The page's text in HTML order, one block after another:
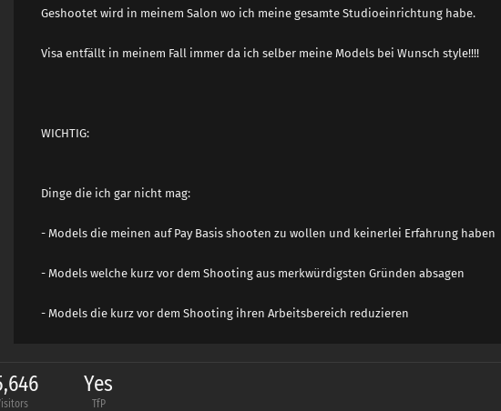
Geshootet wird in meinem Salon wo ich meine gesamte Studioeinrichtung habe.
Visa entfällt in meinem Fall immer da ich selber meine Models bei Wunsch style!!!!
WICHTIG:
Dinge die ich gar nicht mag:
- Models die meinen auf Pay Basis shooten zu wollen und keinerlei Erfahrung haben
- Models welche kurz vor dem Shooting aus merkwürdigsten Gründen absagen
- Models die kurz vor dem Shooting ihren Arbeitsbereich reduzieren
- Begleitpersonen sind mittlerweile tabu aus unterschiedlichsten Gründen
Yes
TfP